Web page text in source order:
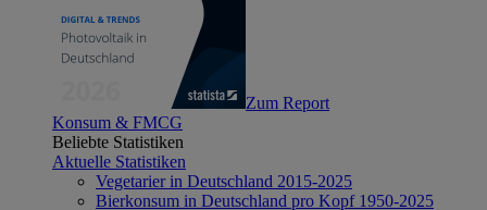
Zum Report
Konsum & FMCG
Beliebte Statistiken
Aktuelle Statistiken
Vegetarier in Deutschland 2015-2025
Bierkonsum in Deutschland pro Kopf 1950-2025